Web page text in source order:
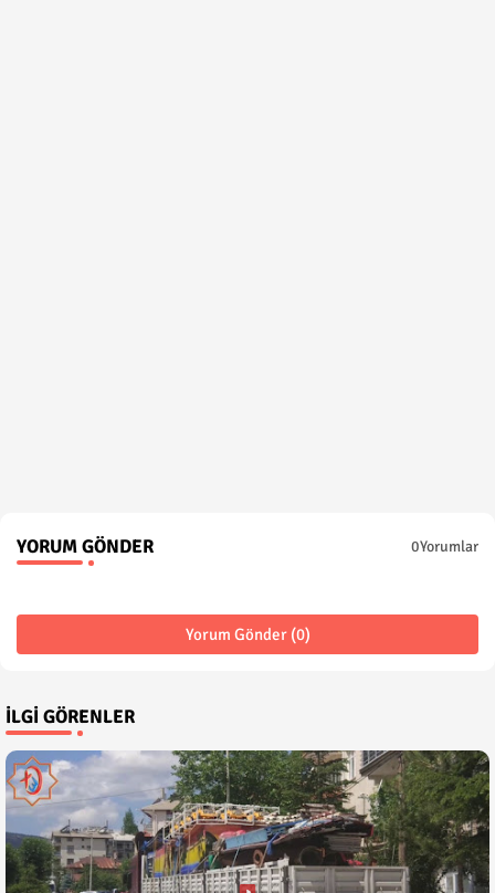
YORUM GÖNDER 0Yorumlar
Yorum Gönder (0)
İLGI GÖRENLER